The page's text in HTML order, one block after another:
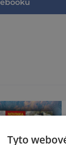
Tyto